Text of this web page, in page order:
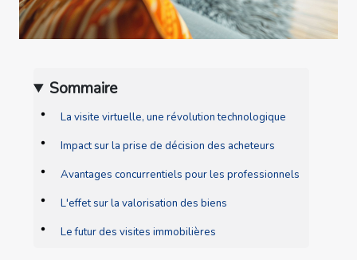
Sommaire
La visite virtuelle, une révolution technologique
Impact sur la prise de décision des acheteurs
Avantages concurrentiels pour les professionnels
L'effet sur la valorisation des biens
Le futur des visites immobilières